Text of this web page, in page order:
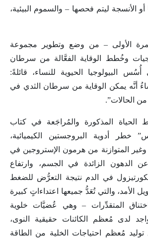
أو الأنسجة ليتم فحصها – والسموم البيئية،
الأولى – من وضع وتطوير مجموعة
وخُطط الوقاية الفعَّالة من سرطان
أُسُس البيولوجيا الحيوية للنساء، قائلةً:
أنَّه يمكن الوقاية من سرطان الثدي في
المذكورة والمُراجَعة في كتاب
خطر أدوية البروجستين الكيميائية،
المتوازنة من هرمون الإستروجين في
الدهون الزائدة في الجسم، وارتفاع
في الدم نتيجة التعرُّض للضغط
الأمد، والتي تُعَدُّ جميعها اعتداءاتٍ كبيرة
المتقدِّرات – وهي عُضيَّات خلوية
لدى مُعظم الكائنات حقيقية النوى،
مُعظم احتياجات الخلية من الطاقة